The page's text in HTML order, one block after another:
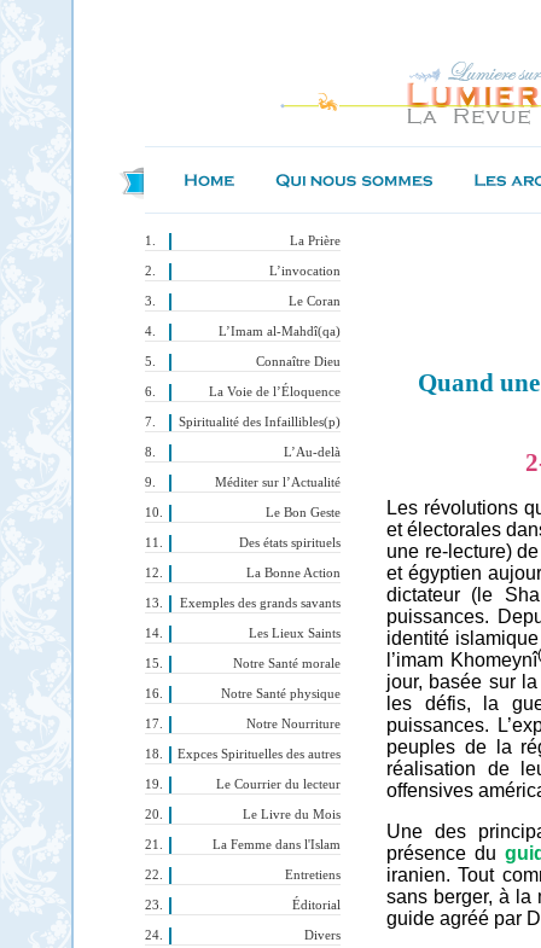
La Prière
L’invocation
Le Coran
L’Imam al-Mahdî(qa)
Connaître Dieu
La Voie de l’Éloquence
Spiritualité des Infaillibles(p)
L’Au-delà
Méditer sur l’Actualité
Le Bon Geste
Des états spirituels
La Bonne Action
Exemples des grands savants
Les Lieux Saints
Notre Santé morale
Notre Santé physique
Notre Nourriture
Expces Spirituelles des autres
Le Courrier du lecteur
Le Livre du Mois
La Femme dans l'Islam
Entretiens
Éditorial
Divers
Quand
Les révolutions
et électorales
une re-lecture)
et égyptien
dictateur (le
puissances.
identité
l’imam Khomeynî
jour, basée sur
les défis, la
puissances.
peuples de la
réalisation de
offensives
Une des
présence du
iranien. Tout
sans berger, à la
guide agréé par